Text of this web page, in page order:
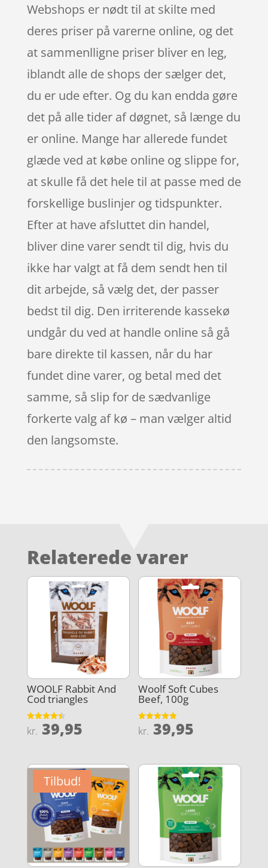
Webshops er nødt til at skilte med
deres priser på varerne online, og det
at sammenlligne priser bliver en leg,
iblandt alle de shops der sælger det,
du er ude efter. Og du kan endda gøre
det på alle tider af døgnet, så længe du
er online. Mange har allerede fundet
glæde ved at købe online og slippe for,
at skulle få det hele til at passe med de
forskellige buslinjer og tidspunkter.
Efter at have afsluttet din handel,
bliver dine varer sendt til dig, hvis du
ikke har valgt at få dem sendt hen til
dit arbejde, så vælg det, der passer
bedst til dig. Den irriterende kassekø
undgår du ved at handle online så gå
bare direkte til kassen, når du har
fundet dine varer, og betal med det
samme, så slip for de sædvanlige
forkerte valg af kø – man vælger altid
den langsomste.
Relaterede varer
WOOLF Rabbit And
Cod triangles
Vurderet
4.4
kr. 39,95
Woolf Soft Cubes
Beef, 100g
Vurderet
4.9
kr. 39,95
Tilbud!